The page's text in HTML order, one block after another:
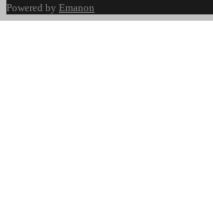
Powered by Emanon